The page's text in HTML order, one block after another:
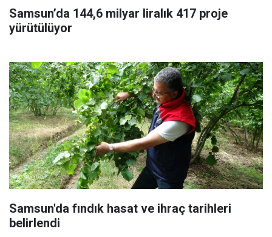
Samsun’da 144,6 milyar liralık 417 proje
yürütülüyor
Samsun'da fındık hasat ve ihraç tarihleri
belirlendi